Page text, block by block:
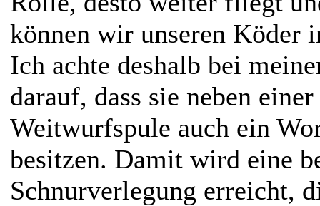
können wir unseren Köder
Ich achte deshalb bei
darauf, dass sie neben
Weitwurfspule auch ein
besitzen. Damit wird eine
Schnurverlegung erreicht,